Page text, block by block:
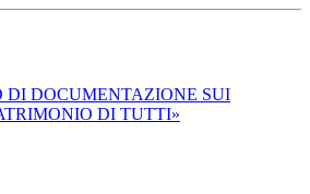
DI DOCUMENTAZIONE SUI
DI TUTTI»